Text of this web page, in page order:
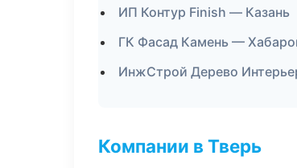
ИП Контур Finish — Казань
ГК Фасад Камень —
ИнжСтрой Дерево
Компании в Тверь